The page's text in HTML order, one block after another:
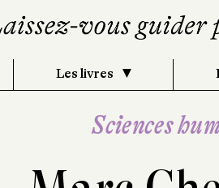
Les livres
Sciences